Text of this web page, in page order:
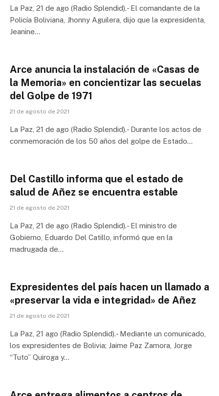
La Paz, 21 de ago (Radio Splendid).- El comandante de la
Policía Boliviana, Jhonny Aguilera, dijo que la expresidenta,
Jeanine…
Arce anuncia la instalación de «Casas de
la Memoria» en concientizar las secuelas
del Golpe de 1971
21 de agosto de 2021
La Paz, 21 de ago (Radio Splendid).- Durante los actos de
conmemoración de los 50 años del golpe de Estado…
Del Castillo informa que el estado de
salud de Añez se encuentra estable
21 de agosto de 2021
La Paz, 21 de ago (Radio Splendid).- El ministro de
Gobierno, Eduardo Del Catillo, informó que en la
madrugada de…
Expresidentes del país hacen un llamado a
«preservar la vida e integridad» de Añez
21 de agosto de 2021
La Paz, 21 ago (Radio Splendid).- Mediante un comunicado,
los expresidentes de Bolivia; Jaime Paz Zamora, Jorge
“Tuto” Quiroga y…